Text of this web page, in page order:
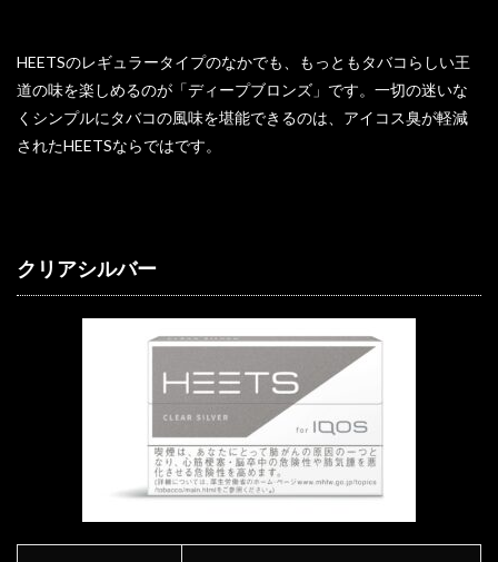
HEETSのレギュラータイプのなかでも、もっともタバコらしい王
道の味を楽しめるのが「ディープブロンズ」です。一切の迷いな
くシンプルにタバコの風味を堪能できるのは、アイコス臭が軽減
されたHEETSならではです。
クリアシルバー